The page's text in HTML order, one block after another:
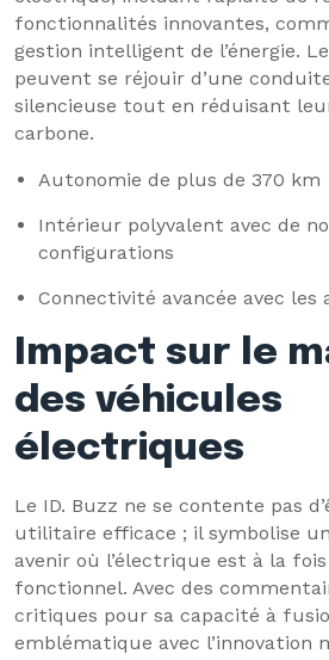
fonctionnalités innovantes,
gestion intelligent de l’énergie.
peuvent se réjouir d’une
silencieuse tout en réduisant
carbone.
Autonomie de plus de 370 km
Intérieur polyvalent avec de
configurations
Connectivité avancée avec les
Impact sur le
des véhicules
électriques
Le ID. Buzz ne se contente pas
utilitaire efficace ; il symbolise
avenir où l’électrique est à la
fonctionnel. Avec des
critiques pour sa capacité à
emblématique avec l’innovation